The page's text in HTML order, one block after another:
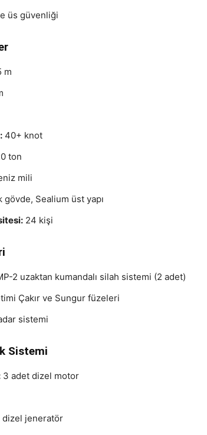
üs güvenliği
m
40+ knot
ton
mili
gövde, Sealium üst yapı
24 kişi
2 uzaktan kumandalı silah sistemi (2 adet)
Çakır ve Sungur füzeleri
sistemi
Sistemi
3 adet dizel motor
dizel jeneratör